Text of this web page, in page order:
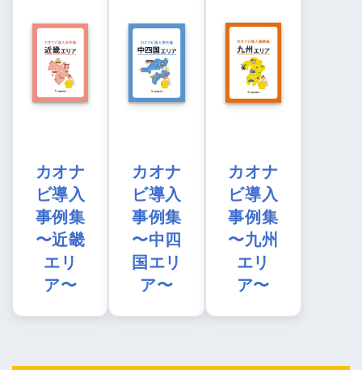
カオナ
ビ導入
事例集
〜近畿
エリ
ア〜
カオナ
ビ導入
事例集
〜中四
国エリ
ア〜
カオナ
ビ導入
事例集
〜九州
エリ
ア〜